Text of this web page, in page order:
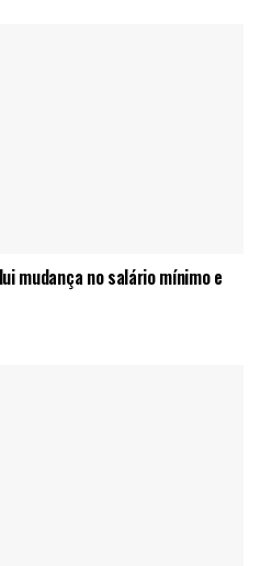
mudança no salário mínimo e